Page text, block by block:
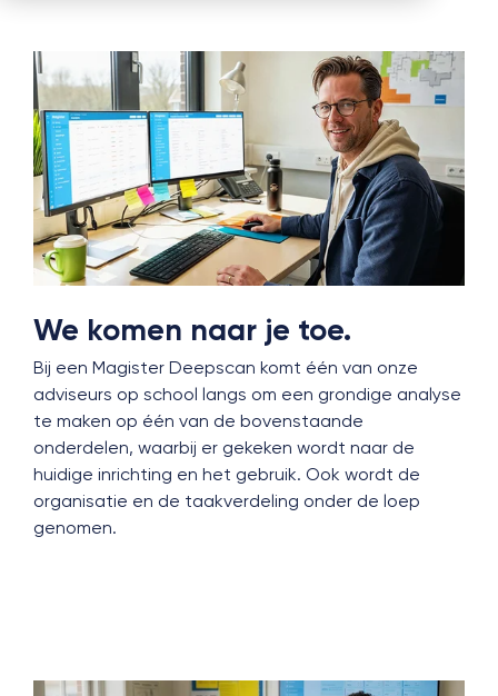
We komen naar je toe.
Bij een Magister Deepscan komt één van onze
adviseurs op school langs om een grondige analyse
te maken op één van de bovenstaande
onderdelen, waarbij er gekeken wordt naar de
huidige inrichting en het gebruik. Ook wordt de
organisatie en de taakverdeling onder de loep
genomen.